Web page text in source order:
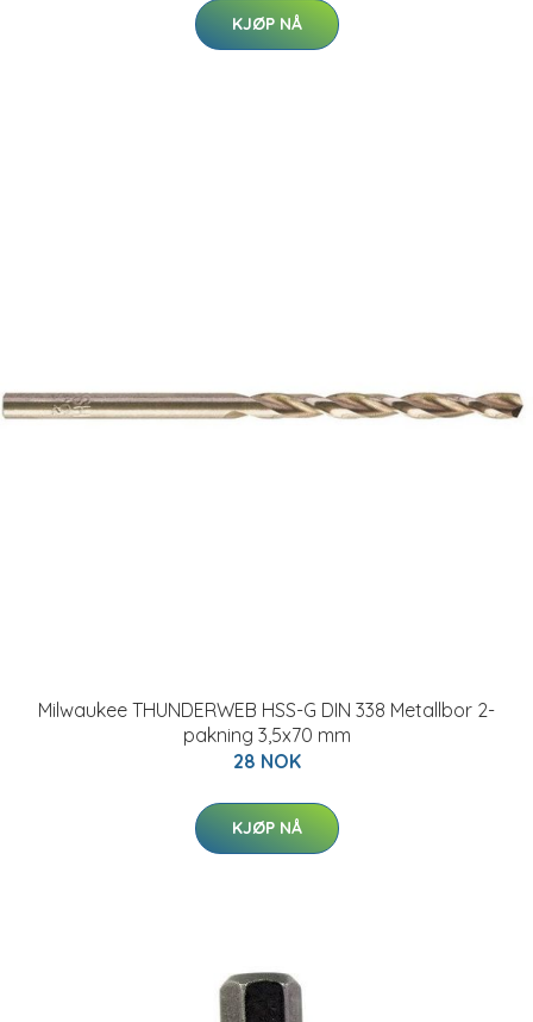
KJØP NÅ
Milwaukee THUNDERWEB HSS-G DIN 338 Metallbor 2-
pakning 3,5x70 mm
28 NOK
KJØP NÅ